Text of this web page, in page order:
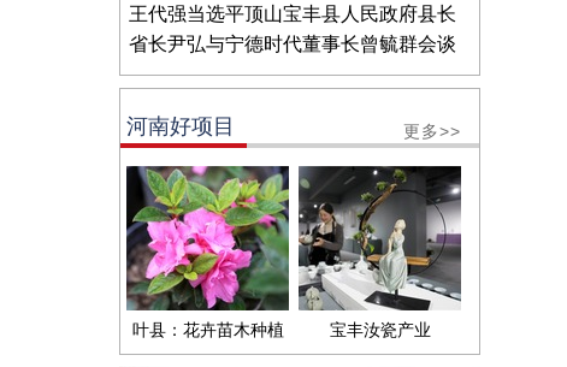
王代强当选平顶山宝丰县人民政府县长
省长尹弘与宁德时代董事长曾毓群会谈
河南好项目 更多>>
叶县：花卉苗木种植 宝丰汝瓷产业